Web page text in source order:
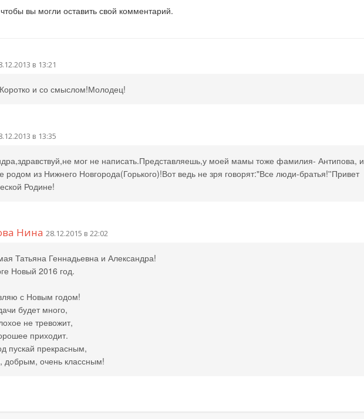
вы могли оставить свой комментарий.
в 13:21
и со смыслом!Молодец!
в 13:35
мог не написать.Представляешь,у моей мамы тоже фамилия- Антипова, и
родом из Нижнего Новгорода(Горького)!Вот ведь не зря говорят:"Все люди-братья!''Привет
Родине!
Нина 28.12.2015 в 22:02
Татьяна Геннадьевна и Александра!
Новый 2016 год.
с Новым годом!
будет много,
не тревожит,
приходит.
пускай прекрасным,
добрым, очень классным!